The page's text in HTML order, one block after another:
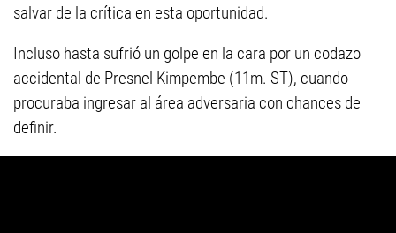
salvar de la crítica en esta oportunidad.
Incluso hasta sufrió un golpe en la cara por un codazo
accidental de Presnel Kimpembe (11m. ST), cuando
procuraba ingresar al área adversaria con chances de
definir.